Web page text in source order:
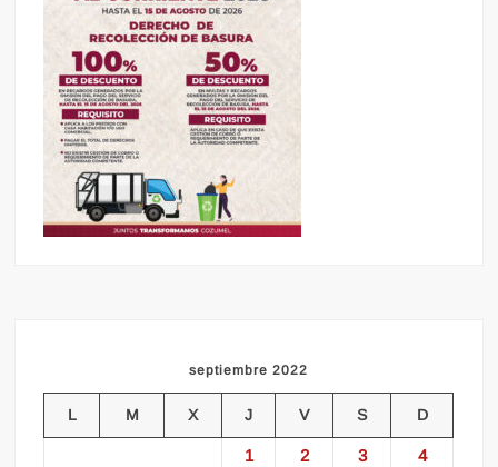
septiembre 2022
L M X J V S D
1 2 3
4